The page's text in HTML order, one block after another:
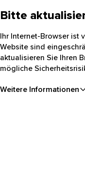
Bitte
Ihr Internet-Browser ist
Website sind
aktualisieren Sie Ihren
mögliche
Weitere Informationen